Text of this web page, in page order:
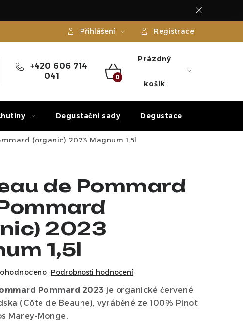
Přihlášení Registrace
+420 606 714
041
NÁKUPNÍ
Prázdný
košík
Degustační sady Degustace
(organic) 2023 Magnum 1,5l
de Pommard
2023
1,5l
Podrobnosti hodnocení
Pommard 2023 je organické červené
(Côte de Beaune), vyráběné ze 100% Pinot
Marey-Monge.